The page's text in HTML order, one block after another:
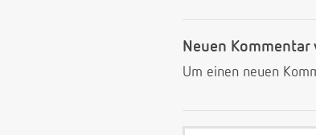
Neuen Kommentar
Um einen neuen